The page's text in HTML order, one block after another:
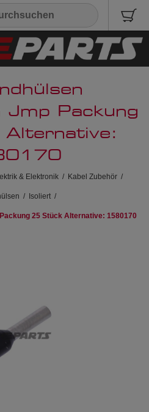
Packung
& Elektronik / Kabel Zubehör /
/ Isoliert /
25 Stück Alternative: 1580170